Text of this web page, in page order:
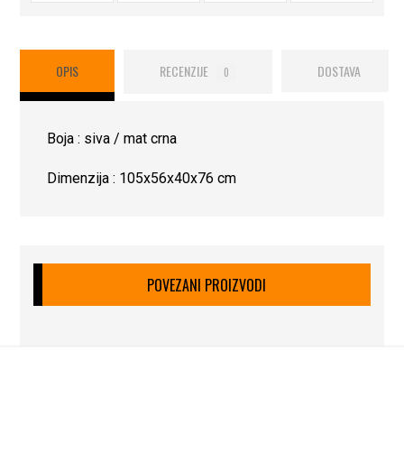
OPIS RECENZIJE 0 DOSTAVA
Boja : siva / mat crna
Dimenzija : 105x56x40x76 cm
POVEZANI PROIZVODI